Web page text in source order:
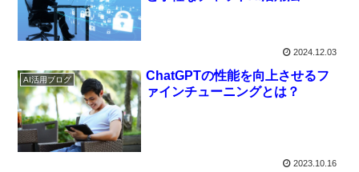
2024.12.03
AI活用ブログ
ChatGPTの性能を向上させるフ
ァインチューニングとは？
2023.10.16